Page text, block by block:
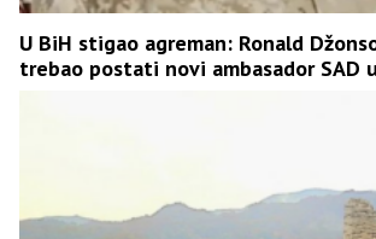
U BiH stigao agreman: Ronald
trebao postati novi ambasador SAD